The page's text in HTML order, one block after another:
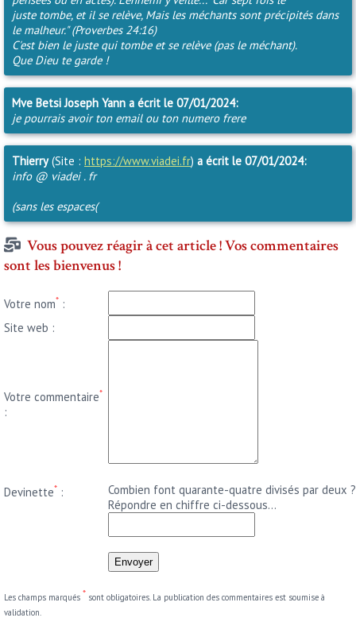
juste tombe, et il se relève, Mais les méchants sont précipités dans
le malheur." (Proverbes 24:16)
C'est bien le juste qui tombe et se relève (pas le méchant).
Que Dieu te garde !
Mve Betsi Joseph Yann a écrit le 07/01/2024:
je pourrais avoir ton email ou ton numero frere
Thierry (Site : https://www.viadei.fr) a écrit le 07/01/2024:
info @ viadei . fr
(sans les espaces(
Vous pouvez réagir à cet article ! Vos commentaires
sont les bienvenus !
Votre nom* :
Site web :
Votre commentaire*
:
Devinette* :
Combien font quarante-quatre divisés par deux ?
Répondre en chiffre ci-dessous...
Les champs marqués * sont obligatoires. La publication des commentaires est soumise à
validation.